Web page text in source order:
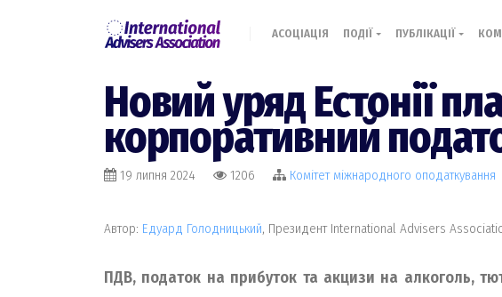
АСОЦІАЦІЯ ПОДІЇ ПУБЛІКАЦІЇ
Новий уряд Естонії
корпоративний
19 липня 2024 1206 Комiтет міжнародного оподаткування
Автор: Едуард Голодницький, Президент International Advisers
ПДВ, податок на прибуток та акцизи на алкоголь,